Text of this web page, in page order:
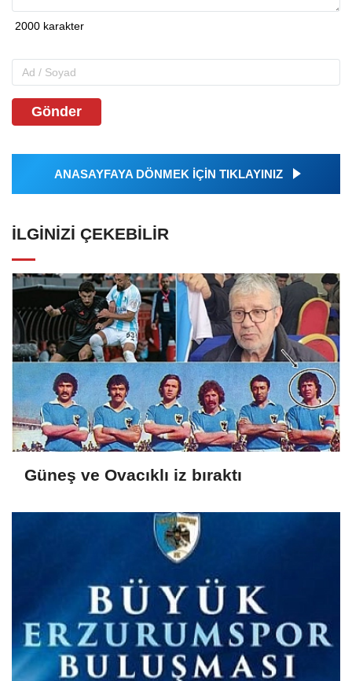
Gönder
ANASAYFAYA DÖNMEK İÇİN TIKLAYINIZ
İLGINIZI ÇEKEBILIR
Güneş ve Ovacıklı iz bıraktı